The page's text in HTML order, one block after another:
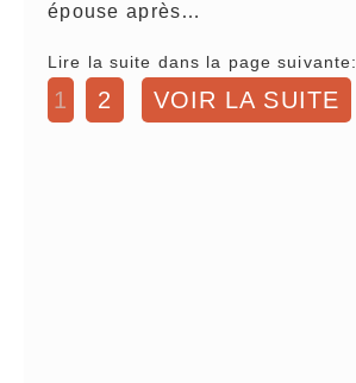
épouse après…
Lire la suite dans la page suivante:
1 2 VOIR LA SUITE